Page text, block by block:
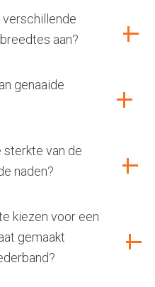
verschillende
aan?
genaaide
sterkte van de
naden?
kiezen voor een
gemaakt